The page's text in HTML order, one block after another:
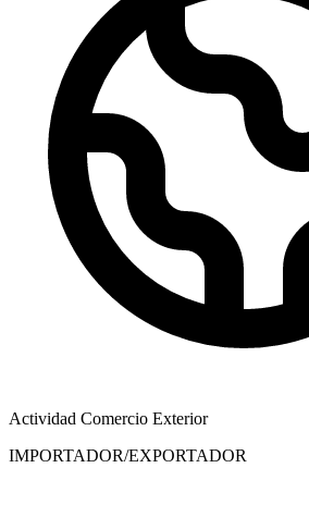
Actividad Comercio Exterior
IMPORTADOR/EXPORTADOR